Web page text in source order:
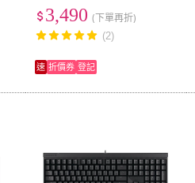
極光軸(3.1S RGB 黑 極光軸
二代軸 機械 電競 鍵盤)
3,490 (下單再折)
(2)
速 折價券 登記